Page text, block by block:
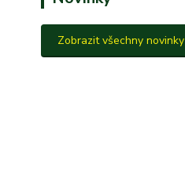
Zobrazit všechny novinky